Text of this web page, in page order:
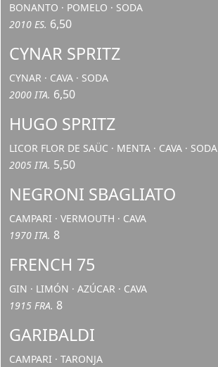
BONANTO · POMELO · SODA
2010 ES. 6,50
CYNAR SPRITZ
CYNAR · CAVA · SODA
2000 ITA. 6,50
HUGO SPRITZ
LICOR FLOR DE SAÜC · MENTA · CAVA · SODA
2005 ITA. 5,50
NEGRONI SBAGLIATO
CAMPARI · VERMOUTH · CAVA
1970 ITA. 8
FRENCH 75
GIN · LIMÓN · AZÚCAR · CAVA
1915 FRA. 8
GARIBALDI
CAMPARI · TARONJA